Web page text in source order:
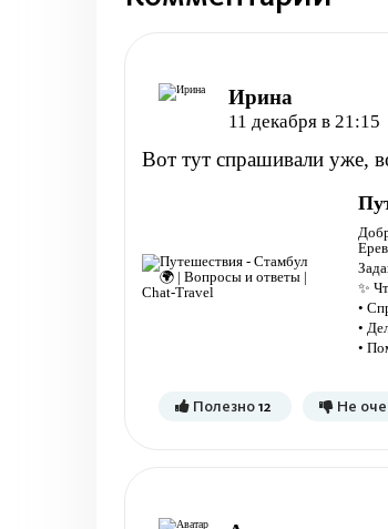
Ирина
11 декабря в 21:15
Вот тут спрашивали уже,
✨
•
•
•
Полезно12 Не